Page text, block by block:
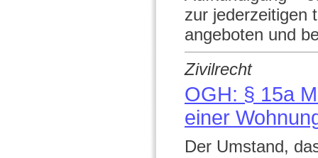
zur jederzeitigen
angeboten und
Zivilrecht
OGH: § 15a
einer
Der Umstand,